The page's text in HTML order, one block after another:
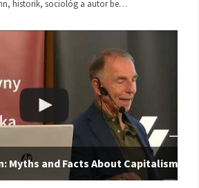
historik, sociológ a autor be…
Myths and Facts About Capitalism